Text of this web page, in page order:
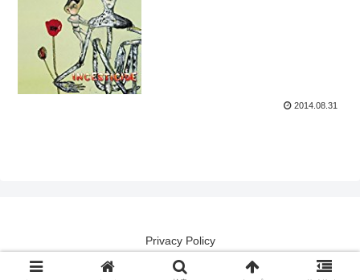
2014.08.31
Privacy Policy
Copyright (except lyrical contents) 2014 洋楽譯解